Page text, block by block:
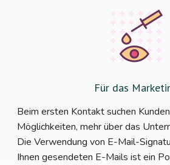
Für das
Beim ersten Kontakt suchen
Möglichkeiten, mehr über das
Die Verwendung von E-Mail-
Ihnen gesendeten E-Mails ist ein